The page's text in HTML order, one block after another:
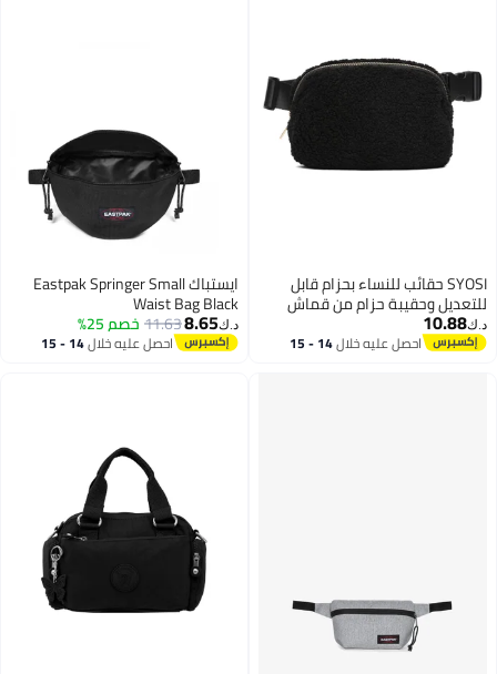
SYOSI حقائب للنساء بحزام قابل
للتعديل وحقيبة حزام من قماش
شيربا المقاوم للماء وحقائب خصر
عصرية شتوية وحقيبة كروس في
د.ك‏10.88
احصل عليه خلال 14 - 15
ايستباك Eastpak Springer Small
Waist Bag Black
د.ك‏8.65
11.63خصم 25%
احصل عليه خلال 14 - 15